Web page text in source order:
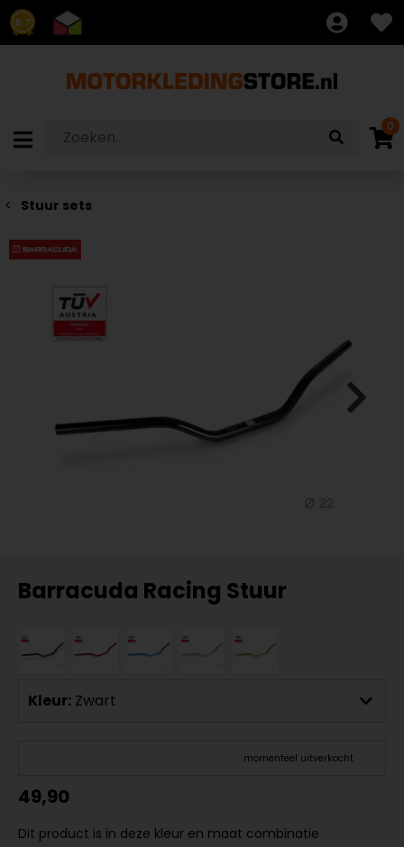
8.7
0
Stuur sets
Barracuda Racing Stuur
Kleur: Zwart
momenteel uitverkocht
49,90
Dit product is in deze kleur en maat combinatie